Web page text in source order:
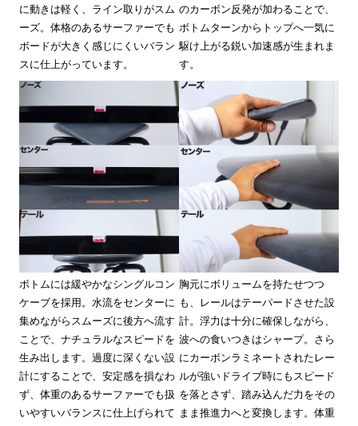
に動きは軽く、ライン取りがスム
ーズ。体格のあるサーファーでも
ボードが大きく感じにくいバラン
スに仕上がっています。
のカーボン反発が加わることで、
ボトムターンからトップへ一気に
駆け上がる鋭い加速感が生まれま
す。
ボトムには緩やかなシングルコン
ケーブを採用。水流をセンターに
集めながらスムーズに後方へ流す
ことで、ナチュラルなスピードを
生み出します。過度に深くない設
計にすることで、安定感を損なわ
ず、体重のあるサーファーでも扱
いやすいバランスに仕上げられて
胸元にボリュームを持たせつつ
も、レールはテーパードさせた設
計。浮力は十分に確保しながら、
波への食いつきはシャープ。さら
にカーボンラミネートされたレー
ルが強いドライブ時にもスピード
を落とさず、踏み込んだ力をその
まま推進力へと変換します。体重